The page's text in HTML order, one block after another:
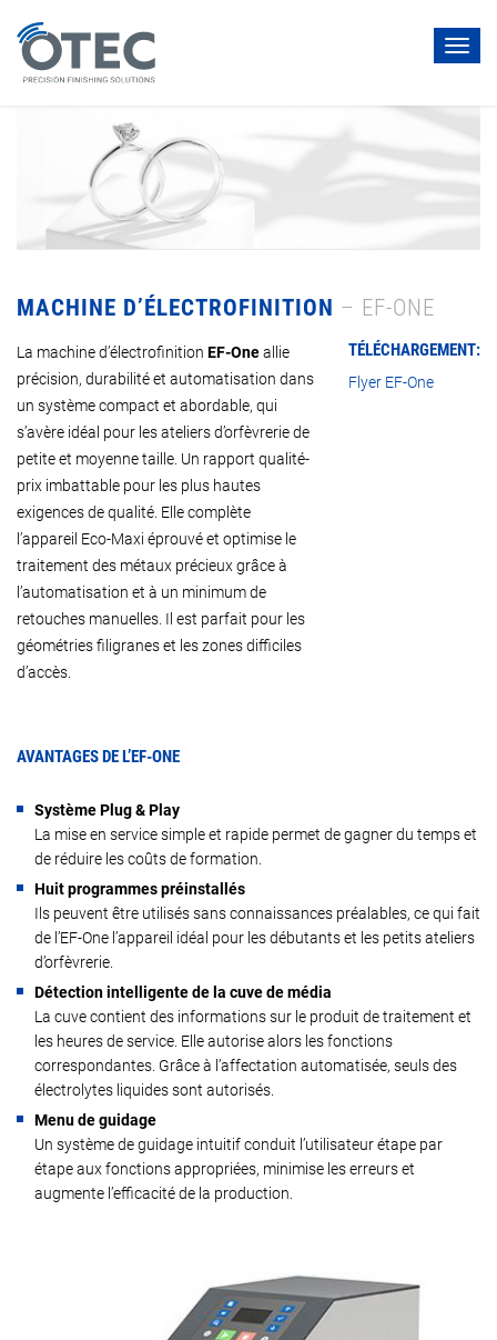
MACHINE D’ÉLECTROFINITION – EF-ONE
La machine d’électrofinition EF-Oneallie
précision, durabilité et automatisation dans
un système compact et abordable, qui
s’avère idéal pour les ateliers d’orfèvrerie de
petite et moyenne taille. Un rapport qualité-
prix imbattable pour les plus hautes
exigences de qualité. Elle complète
l’appareil Eco-Maxi éprouvé et optimise le
traitement des métaux précieux grâce à
l’automatisation et à un minimum de
retouches manuelles. Il est parfait pour les
géométries filigranes et les zones difficiles
d’accès.
TÉLÉCHARGEMENT:
Flyer EF-One
AVANTAGES DE L’EF-ONE
Système Plug & Play
La mise en service simple et rapide permet de gagner du temps et
de réduire les coûts de formation.
Huit programmes préinstallés
Ils peuvent être utilisés sans connaissances préalables, ce qui fait
de l’EF-One l’appareil idéal pour les débutants et les petits ateliers
d’orfèvrerie.
Détection intelligente de la cuve de média
La cuve contient des informations sur le produit de traitement et
les heures de service. Elle autorise alors les fonctions
correspondantes. Grâce à l’affectation automatisée, seuls des
électrolytes liquides sont autorisés.
Menu de guidage
Un système de guidage intuitif conduit l’utilisateur étape par
étape aux fonctions appropriées, minimise les erreurs et
augmente l’efficacité de la production.